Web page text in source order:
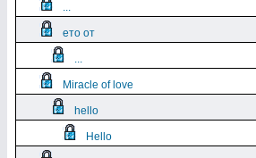
...
ето от
...
Miracle of love
hello
Hello